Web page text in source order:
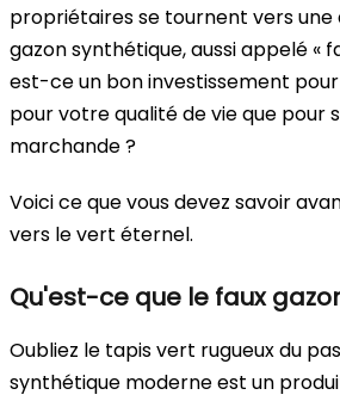
propriétaires se tournent vers une
gazon synthétique, aussi appelé «
est-ce un bon investissement
pour votre qualité de vie que pour
marchande ?
Voici ce que vous devez savoir
vers le vert éternel.
Qu'est-ce que le faux
Oubliez le tapis vert rugueux du
synthétique moderne est un